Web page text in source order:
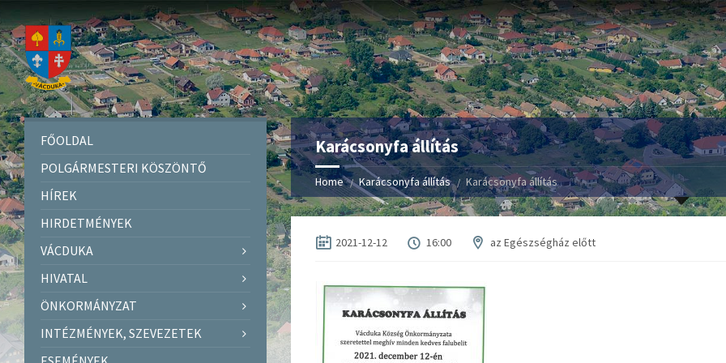
Karácsonyfa állítás
Home Karácsonyfa állítás Karácsonyfa állítás
2021-12-12 16:00 az Egészségház előtt
FŐOLDAL
POLGÁRMESTERI KÖSZÖNTŐ
HÍREK
HIRDETMÉNYEK
VÁCDUKA
HIVATAL
ÖNKORMÁNYZAT
INTÉZMÉNYEK, SZEVEZETEK